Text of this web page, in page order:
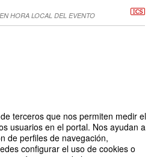
terceros que nos permiten medir el
usuarios en el portal. Nos ayudan a
de perfiles de navegación,
configurar el uso de cookies o
EN HORA LOCAL DEL EVENTO